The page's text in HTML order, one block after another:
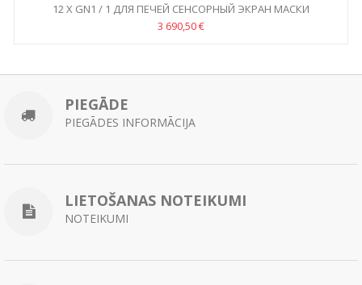
12 X GN1 / 1 ДЛЯ ПЕЧЕЙ СЕНСОРНЫЙ ЭКРАН МАСКИ
MILLENNIAL...
3 690,50 €
PIEGĀDE
PIEGĀDES INFORMĀCIJA
LIETOŠANAS NOTEIKUMI
NOTEIKUMI